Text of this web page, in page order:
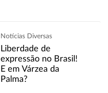
Notícias Diversas
Liberdade de
expressão no Brasil!
E em Várzea da
Palma?